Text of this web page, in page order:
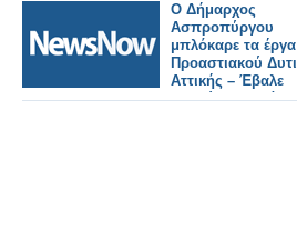
Ο Δήμαρχος
Ασπροπύργου
μπλόκαρε τα
Προαστιακού
Αττικής – Έβαλε
ανθρώπους πάνω